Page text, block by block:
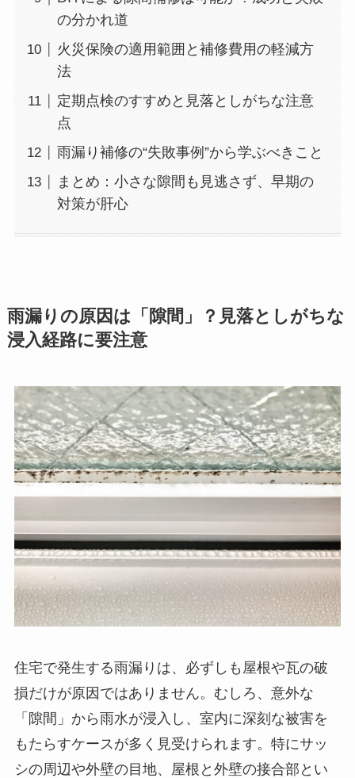
の分かれ道
火災保険の適用範囲と補修費用の軽減方
法
定期点検のすすめと見落としがちな注意
点
雨漏り補修の“失敗事例”から学ぶべきこと
まとめ：小さな隙間も見逃さず、早期の
対策が肝心
雨漏りの原因は「隙間」？見落としがちな
浸入経路に要注意
住宅で発生する雨漏りは、必ずしも屋根や瓦の破
損だけが原因ではありません。むしろ、意外な
「隙間」から雨水が浸入し、室内に深刻な被害を
もたらすケースが多く見受けられます。特にサッ
シの周辺や外壁の目地、屋根と外壁の接合部とい